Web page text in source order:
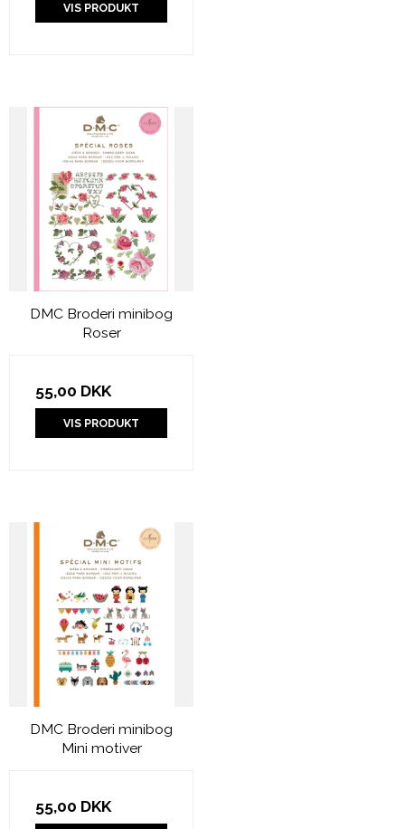
VIS PRODUKT
DMC Broderi minibog
Roser
55,00 DKK
VIS PRODUKT
DMC Broderi minibog
Mini motiver
55,00 DKK